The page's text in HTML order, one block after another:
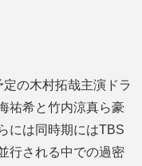
の木村拓哉主演ドラ
祐希と竹内涼真ら豪
には同時期にはTBS
行される中での過密